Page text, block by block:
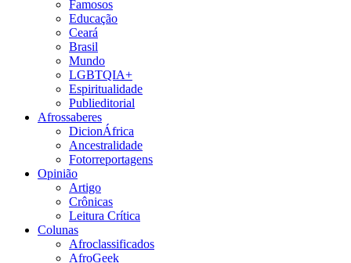
Famosos
Educação
Ceará
Brasil
Mundo
LGBTQIA+
Espiritualidade
Publieditorial
Afrossaberes
DicionÁfrica
Ancestralidade
Fotorreportagens
Opinião
Artigo
Crônicas
Leitura Crítica
Colunas
Afroclassificados
AfroGeek